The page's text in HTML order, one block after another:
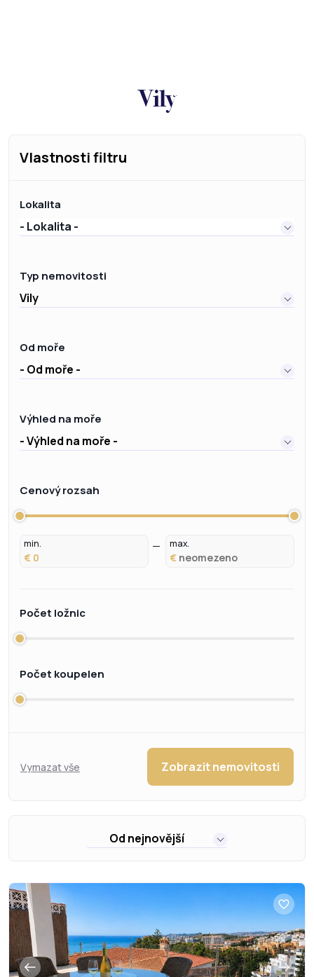
Vily
Vlastnosti filtru
Lokalita
- Lokalita -
Typ nemovitosti
Vily
Od moře
- Od moře -
Výhled na moře
- Výhled na moře -
Cenový rozsah
min.
€
max.
€
Počet ložnic
Počet koupelen
Vymazat vše Zobrazit nemovitosti
Od nejnovější